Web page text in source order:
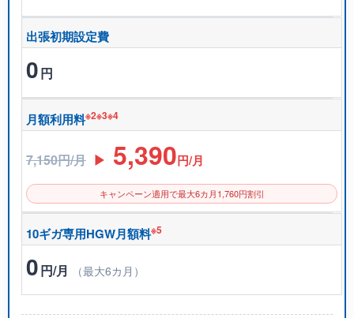
出張初期設定費
0円
月額利用料※2※3※4
7,150円/月 ▶ 5,390円/月
キャンペーン適用で最大6カ月1,760円割引
10ギガ専用HGW月額料※5
0円/月 （最大6カ月）